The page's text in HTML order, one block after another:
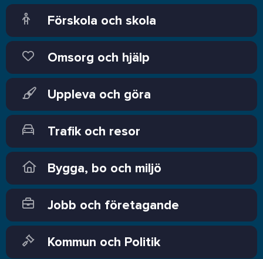
Förskola och skola
Omsorg och hjälp
Uppleva och göra
Trafik och resor
Bygga, bo och miljö
Jobb och företagande
Kommun och Politik